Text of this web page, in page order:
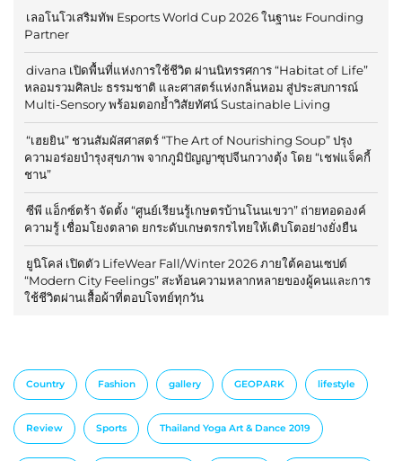
เลอโนโวเสริมทัพ Esports World Cup 2026 ในฐานะ Founding
Partner
divana เปิดพื้นที่แห่งการใช้ชีวิต ผ่านนิทรรศการ “Habitat of Life”
หลอมรวมศิลปะ ธรรมชาติ และศาสตร์แห่งกลิ่นหอม สู่ประสบการณ์
Multi-Sensory พร้อมตอกย้ำวิสัยทัศน์ Sustainable Living
“เฮยยิน” ชวนสัมผัสศาสตร์ “The Art of Nourishing Soup” ปรุง
ความอร่อยบำรุงสุขภาพ จากภูมิปัญญาซุปจีนกวางตุ้ง โดย “เชฟแจ็คกี้
ชาน”
ซีพี แอ็กซ์ตร้า จัดตั้ง “ศูนย์เรียนรู้เกษตรบ้านโนนเขวา” ถ่ายทอดองค์
ความรู้ เชื่อมโยงตลาด ยกระดับเกษตรกรไทยให้เติบโตอย่างยั่งยืน
ยูนิโคล่ เปิดตัว LifeWear Fall/Winter 2026 ภายใต้คอนเซปต์
“Modern City Feelings” สะท้อนความหลากหลายของผู้คนและการ
ใช้ชีวิตผ่านเสื้อผ้าที่ตอบโจทย์ทุกวัน
Country Fashion gallery GEOPARK lifestyle
Review Sports Thailand Yoga Art & Dance 2019